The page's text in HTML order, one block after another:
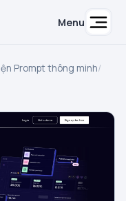
Menu
Prompt thông minh/